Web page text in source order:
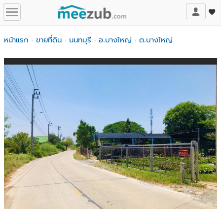
หน้าแรก ขายที่ดิน นนทบุรี อ.บางใหญ่ ต.บางใหญ่